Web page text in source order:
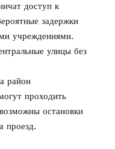
доступ к
задержки
учреждениями.
улицы без
район
проходить
остановки
проезд.